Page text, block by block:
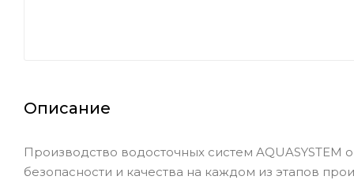
Описание
Производство водосточных систем
безопасности и качества на каждом из этапов